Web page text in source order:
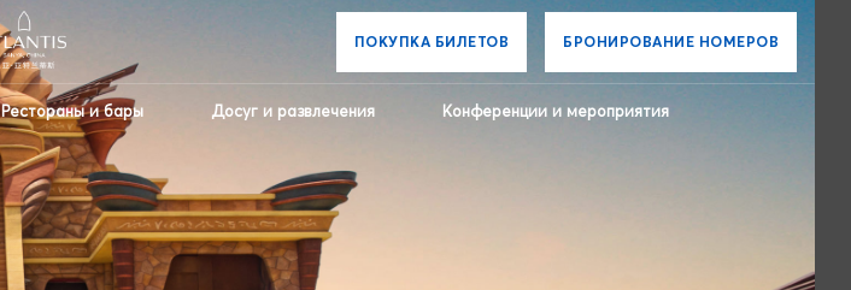
ПОКУПКА БИЛЕТОВ БРОНИРОВАНИЕ НОМЕРОВ
Рестораны и бары Досуг и развлечения Конференции и мероприятия